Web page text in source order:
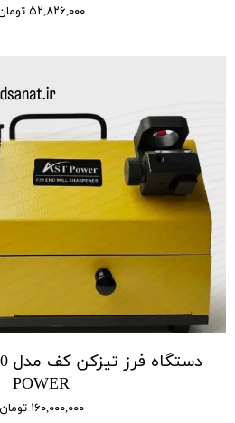
۵۲,۸۲۶,۰۰۰ تومان
POWER
۱۶۰,۰۰۰,۰۰۰ تومان